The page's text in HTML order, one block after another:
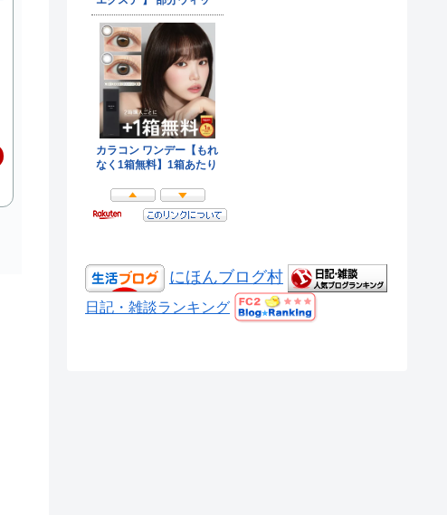
にほんブログ村
日記・雑談ランキング